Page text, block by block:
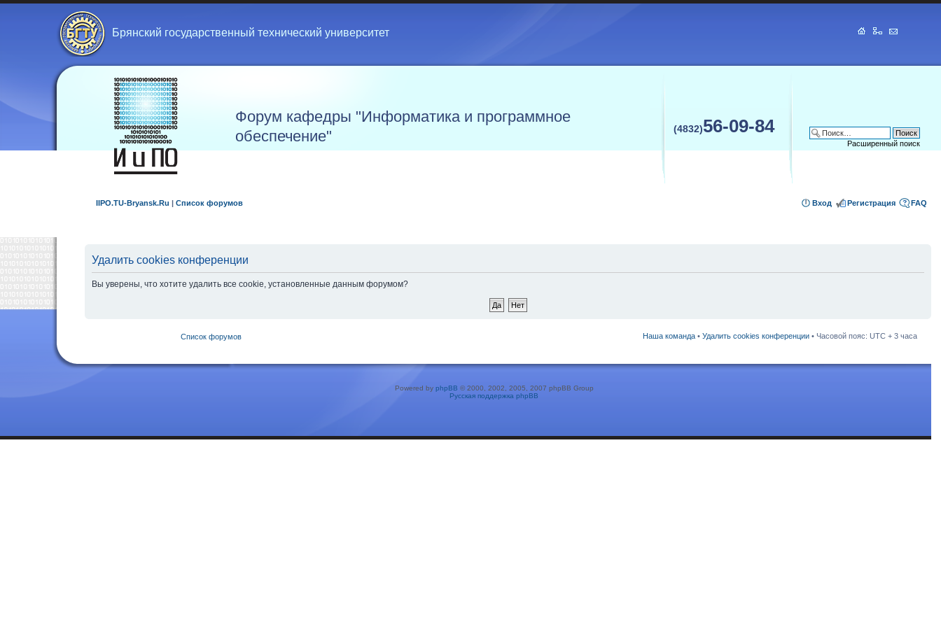
Брянский государственный технический университет
Форум кафедры "Информатика и программное
обеспечение"
(4832)56-09-84
Расширенный поиск
IIPO.TU-Bryansk.Ru | Список форумов FAQ
Регистрация
Вход
Удалить cookies конференции
Вы уверены, что хотите удалить все cookie, установленные данным форумом?
Список форумов Наша команда • Удалить cookies конференции • Часовой пояс: UTC + 3 часа
Powered by phpBB © 2000, 2002, 2005, 2007 phpBB Group
Русская поддержка phpBB